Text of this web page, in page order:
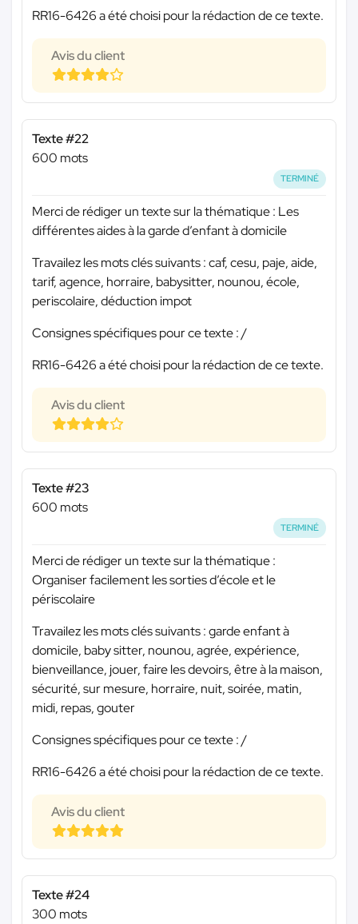
RR16-6426 a été choisi pour la rédaction de ce texte.
Avis du client
Texte #22
600 mots
TERMINÉ
Merci de rédiger un texte sur la thématique : Les
différentes aides à la garde d’enfant à domicile
Travailez les mots clés suivants : caf, cesu, paje, aide,
tarif, agence, horraire, babysitter, nounou, école,
periscolaire, déduction impot
Consignes spécifiques pour ce texte : /
RR16-6426 a été choisi pour la rédaction de ce texte.
Avis du client
Texte #23
600 mots
TERMINÉ
Merci de rédiger un texte sur la thématique :
Organiser facilement les sorties d’école et le
périscolaire
Travailez les mots clés suivants : garde enfant à
domicile, baby sitter, nounou, agrée, expérience,
bienveillance, jouer, faire les devoirs, être à la maison,
sécurité, sur mesure, horraire, nuit, soirée, matin,
midi, repas, gouter
Consignes spécifiques pour ce texte : /
RR16-6426 a été choisi pour la rédaction de ce texte.
Avis du client
Texte #24
300 mots